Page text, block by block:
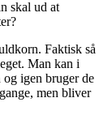
skal ud at
Faktisk så
Man kan i
igen bruger de
men bliver